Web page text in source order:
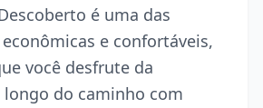
é uma das
e confortáveis,
você desfrute da
longo do caminho com